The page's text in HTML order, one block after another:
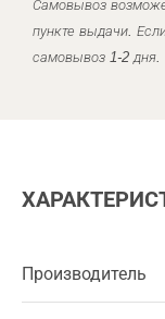
Самовывоз
пункте выдачи.
самовывоз 1-2 дня.
Производитель